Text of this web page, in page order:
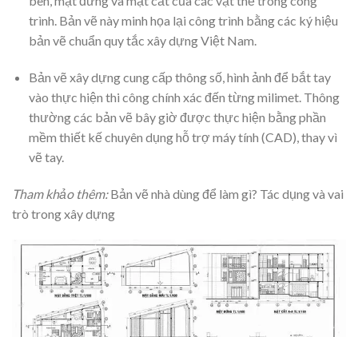
trình. Bản vẽ này minh họa lại công trình bằng các ký hiệu
bản vẽ chuẩn quy tắc xây dựng Việt Nam.
Bản vẽ xây dựng cung cấp thông số, hình ảnh để bắt tay
vào thực hiện thi công chính xác đến từng milimet. Thông
thường các bản vẽ bây giờ được thực hiện bằng phần
mềm thiết kế chuyên dụng hỗ trợ máy tính (CAD), thay vì
vẽ tay.
Tham khảo thêm:Bản vẽ nhà dùng để làm gì? Tác dụng và vai
trò trong xây dựng